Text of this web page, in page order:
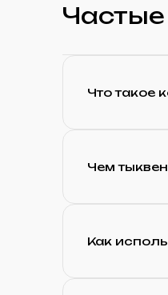
Что такое
Чем
Как